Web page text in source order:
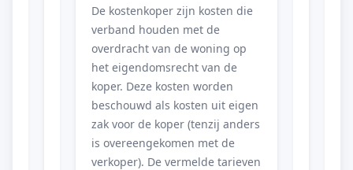
De kostenkoper zijn kosten die
verband houden met de
overdracht van de woning op
het eigendomsrecht van de
koper. Deze kosten worden
beschouwd als kosten uit eigen
zak voor de koper (tenzij anders
is overeengekomen met de
verkoper). De vermelde tarieven